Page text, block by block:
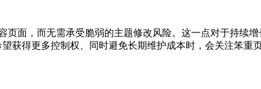
页面，而无需承受脆弱的主题修改风险。这一点对于持续
获得更多控制权、同时避免长期维护成本时，会关注笨重